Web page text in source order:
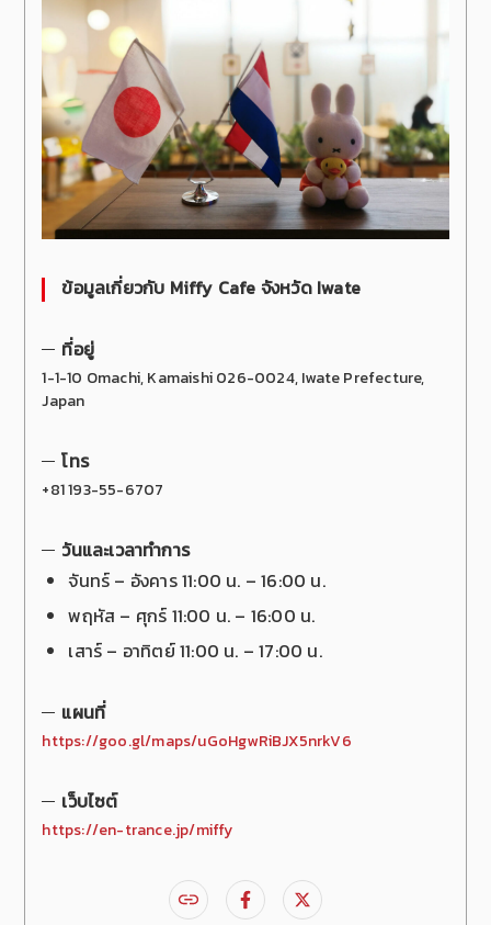
ข้อมูลเกี่ยวกับ Miffy Cafe จังหวัด Iwate
ที่อยู่
1-1-10 Omachi, Kamaishi 026-0024, Iwate Prefecture,
Japan
โทร
+81 193-55-6707
วันและเวลาทำการ
จันทร์ – อังคาร 11:00 น. – 16:00 น.
พฤหัส – ศุกร์ 11:00 น. – 16:00 น.
เสาร์ – อาทิตย์ 11:00 น. – 17:00 น.
แผนที่
https://goo.gl/maps/uGoHgwRiBJX5nrkV6
เว็บไซต์
https://en-trance.jp/miffy